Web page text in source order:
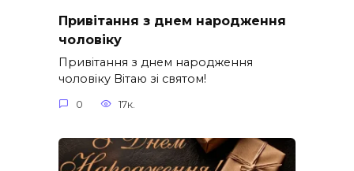
Привітання з днем народження
чоловіку
Привітання з днем народження
чоловіку Вітаю зі святом!
0 17к.